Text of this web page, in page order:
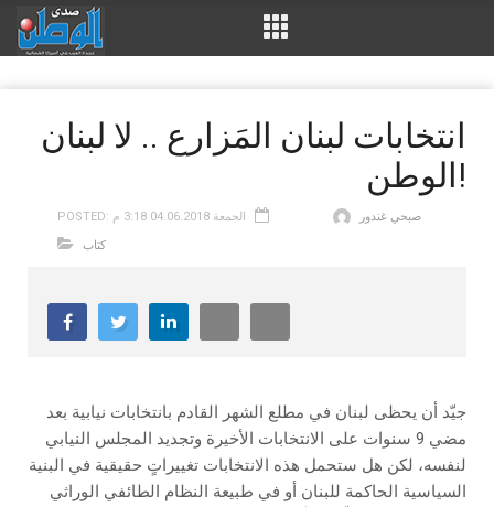
انتخابات لبنان المَزارع .. لا لبنان
الوطن!
POSTED: الجمعة 04.06.2018 3:18 م
صبحي غندور
كتاب
جيّد أن يحظى لبنان في مطلع الشهر القادم بانتخابات نيابية بعد
مضي 9 سنوات على الانتخابات الأخيرة وتجديد المجلس النيابي
لنفسه، لكن هل ستحمل هذه الانتخابات تغييراتٍ حقيقية في البنية
السياسية الحاكمة للبنان أو في طبيعة النظام الطائفي الوراثي